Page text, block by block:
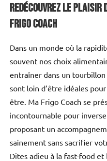
Redécouvrez le plaisir
Frigo Coach
Dans un monde où la
souvent nos choix
entraîner dans un
sont loin d’être idéales
être. Ma Frigo Coach se
incontournable pour
proposant un
sainement sans sacrifier
Dites adieu à la fast-food